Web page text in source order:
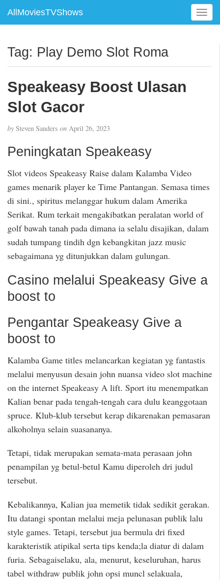
AllMoviesTVShows
T
o
e
Tag: Play Demo Slot Roma
Speakeasy Boost Ulasan
Slot Gacor
by Steven Sanders on April 26, 2023
Peningkatan Speakeasy
Slot videos Speakeasy Raise dalam Kalamba Video
games menarik player ke Time Pantangan. Semasa times
di sini., spiritus melanggar hukum dalam Amerika
Serikat. Rum terkait mengakibatkan peralatan world of
golf bawah tanah pada dimana ia selalu disajikan, dalam
sudah tumpang tindih dgn kebangkitan jazz music
sebagaimana yg ditunjukkan dalam gulungan.
Casino melalui Speakeasy Give a
boost to
Pengantar Speakeasy Give a
boost to
Kalamba Game titles melancarkan kegiatan yg fantastis
melalui menyusun desain john nuansa video slot machine
on the internet Speakeasy A lift. Sport itu menempatkan
Kalian benar pada tengah-tengah cara dulu keanggotaan
spruce. Klub-klub tersebut kerap dikarenakan pemasaran
alkoholnya selain suasananya.
Tetapi, tidak merupakan semata-mata perasaan john
penampilan yg betul-betul Kamu diperoleh dri judul
tersebut.
Kebalikannya, Kalian jua memetik tidak sedikit gerakan.
Itu datangi spontan melalui meja pelunasan publik lalu
style games. Tetapi, tersebut jua bermula dri fixed
karakteristik atipikal serta tips kenda;la diatur di dalam
furia. Sebagaiselaku, ala, menurut, keseluruhan, harus
tabel withdraw publik john opsi muncl selakuala,